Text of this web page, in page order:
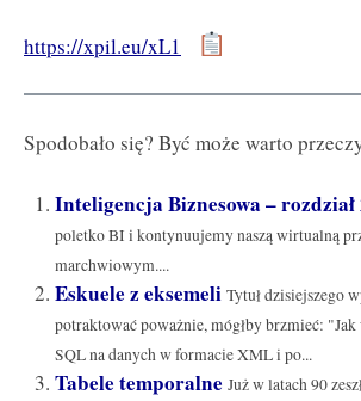
https://xpil.eu/xL1
Spodobało się? Być może warto
Inteligencja Biznesowa – rozdział
poletko BI i kontynuujemy naszą wirtualną
marchwiowym....
Eskuele z eksemeli Tytuł dzisiejszego
potraktować poważnie, mógłby brzmieć:
SQL na danych w formacie XML i po...
Tabele temporalne Już w latach 90